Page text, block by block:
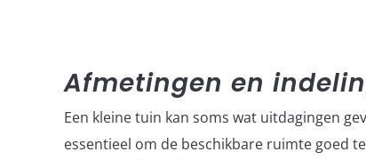
Afmetingen en
Een kleine tuin kan soms wat uitdagingen
essentieel om de beschikbare ruimte goed